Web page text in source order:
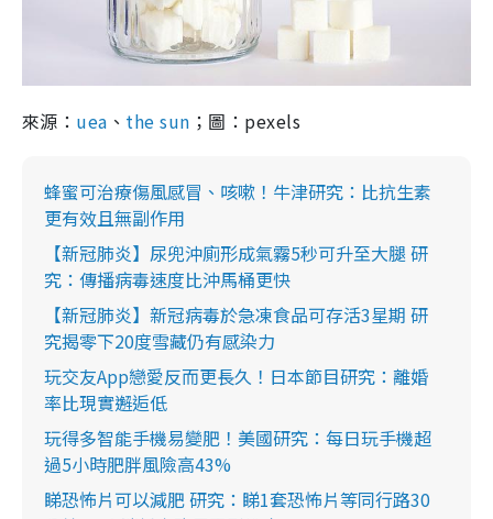
來源： uea 、 the sun ；圖：pexels
蜂蜜可治療傷風感冒、咳嗽！牛津研究：比抗生素
更有效且無副作用
【新冠肺炎】尿兜沖廁形成氣霧5秒可升至大腿 研
究：傳播病毒速度比沖馬桶更快
【新冠肺炎】新冠病毒於急凍食品可存活3星期 研
究揭零下20度雪藏仍有感染力
玩交友App戀愛反而更長久！日本節目研究：離婚
率比現實邂逅低
玩得多智能手機易變肥！美國研究：每日玩手機超
過5小時肥胖風險高43%
睇恐怖片可以減肥 研究：睇1套恐怖片等同行路30